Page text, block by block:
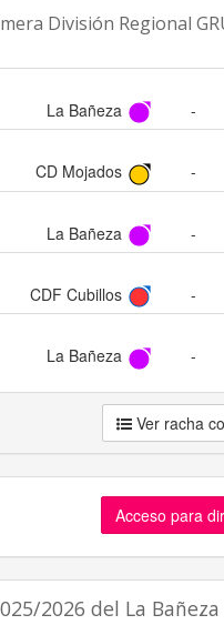
División Regional
La Bañeza -
CD Mojados -
La Bañeza -
CDF Cubillos -
La Bañeza -
Ver racha
Acceso para
2026 del La Bañeza